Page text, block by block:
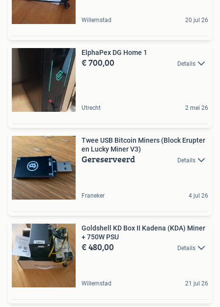
Willemstad 20 jul 26
ElphaPex DG Home 1
€ 700,00 Details
Utrecht 2 mei 26
Twee USB Bitcoin Miners (Block Erupter
en Lucky Miner V3)
Gereserveerd Details
Franeker 4 jul 26
Goldshell KD Box II Kadena (KDA) Miner
+ 750W PSU
€ 480,00 Details
Willemstad 21 jul 26